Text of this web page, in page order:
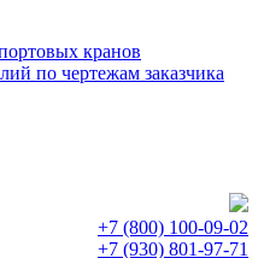
кранов
по чертежам заказчика
+7 (800) 100-09-02
+7 (930) 801-97-71